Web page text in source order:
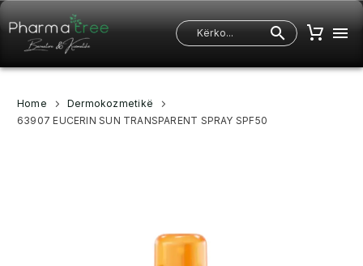
Home
Dermokozmetikë
63907 EUCERIN SUN TRANSPARENT SPRAY SPF50